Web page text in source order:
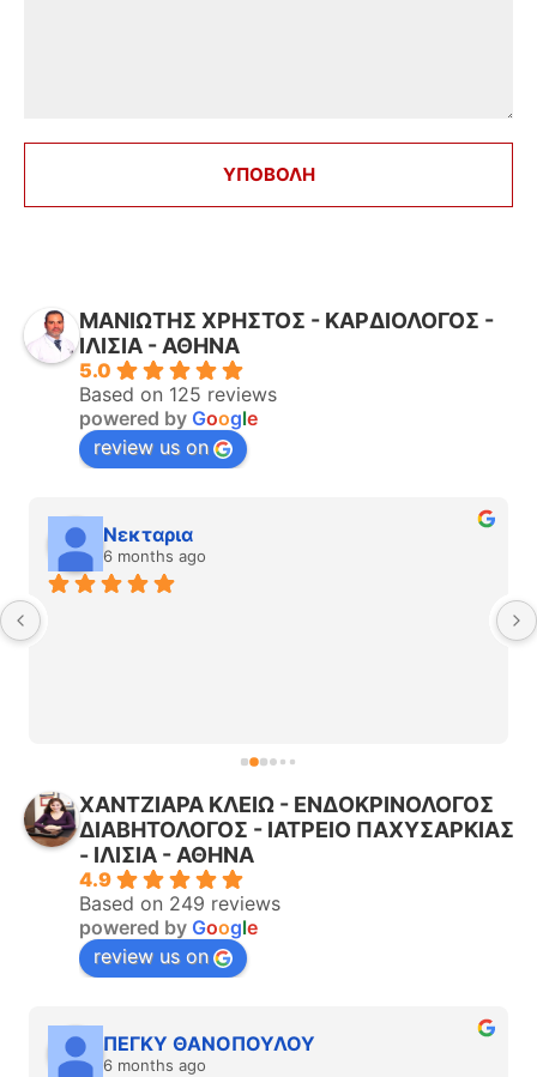
ΜΑΝΙΩΤΗΣ ΧΡΗΣΤΟΣ - ΚΑΡΔΙΟΛΟΓΟΣ -
ΙΛΙΣΙΑ - ΑΘΗΝΑ
5.0
Based on 125 reviews
powered by Google
review us on
Νεκταρια
6 months ago
ΧΑΝΤΖΙΑΡΑ ΚΛΕΙΩ - ΕΝΔΟΚΡΙΝΟΛΟΓΟΣ
ΔΙΑΒΗΤΟΛΟΓΟΣ - ΙΑΤΡΕΙΟ ΠΑΧΥΣΑΡΚΙΑΣ
- ΙΛΙΣΙΑ - ΑΘΗΝΑ
4.9
Based on 249 reviews
powered by Google
review us on
ΠΕΓΚΥ ΘΑΝΟΠΟΥΛΟΥ
6 months ago